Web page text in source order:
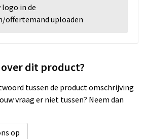
in de
offertemand uploaden
over dit product?
tussen de product omschrijving
vraag er niet tussen? Neem dan
op